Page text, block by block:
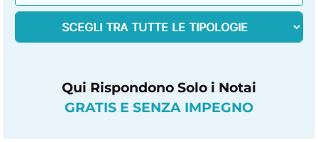
Qui Rispondono Solo i Notai
GRATIS E SENZA IMPEGNO